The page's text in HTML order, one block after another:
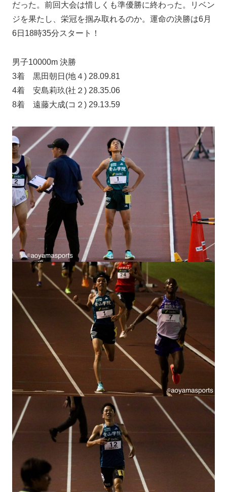
だった。前回大会は惜しくも準優勝に終わった。リベン
ジを果たし、栄冠を掴み取れるのか。運命の決勝は6月
6日18時35分スタート！
男子10000m 決勝
3着 黒田朝日(地４) 28.09.81
4着 安島莉玖(社２) 28.35.06
8着 遠藤大成(コ２) 29.13.59